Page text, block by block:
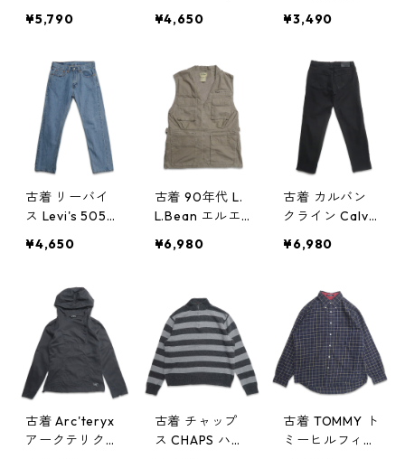
ネイビー 表
019n w41122
¥5,790
ー コットンニ
ハーフジップ
ネイビー 表
記：L gd404
018n w41122
¥4,650
ツ 長袖シャツ
記：XL gd40
4015n w41122
¥3,490
古着 リーバイ
ス Levi's 505
ジーンズ ジー
1L30 gd4039
99n w41120
¥4,650
古着 90年代 L.
L.Bean エルエ
ティングベスト
ア レディース
表記：WOME
N'S M gd403
990n w41119
¥6,980
古着 カルバン
クライン Calvi
クデニムパンツ
パン 表記：34
gd403989n
w41119
¥6,980
古着 Arc'teryx
アークテリクス
古着 チャップ
ス CHAPS ハー
古着 TOMMY ト
ミーヒルフィガ